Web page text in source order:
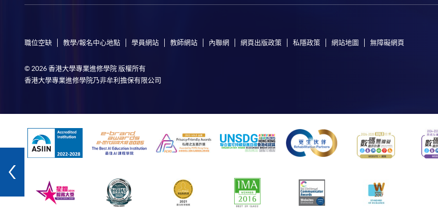
職位空缺 教學/報名中心地點 學員網站 教師網站 內聯網 網頁出版政策 私隱政策 網站地圖 無障礙網頁
© 2026 香港大學專業進修學院 版權所有
香港大學專業進修學院乃非牟利擔保有限公司